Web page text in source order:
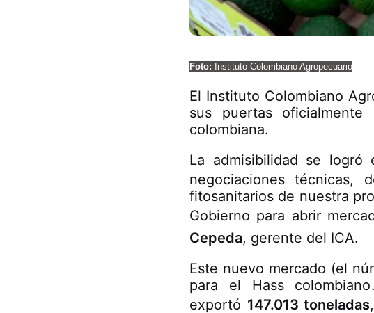
Foto: Instituto Colombiano Agropecuario
El Instituto Colombiano
sus puertas
colombiana.
La admisibilidad se logró
negociaciones técnicas,
fitosanitarios de nuestra
Gobierno para abrir
Cepeda, gerente del ICA.
Este nuevo mercado (el
para el Hass
exportó 147.013 toneladas